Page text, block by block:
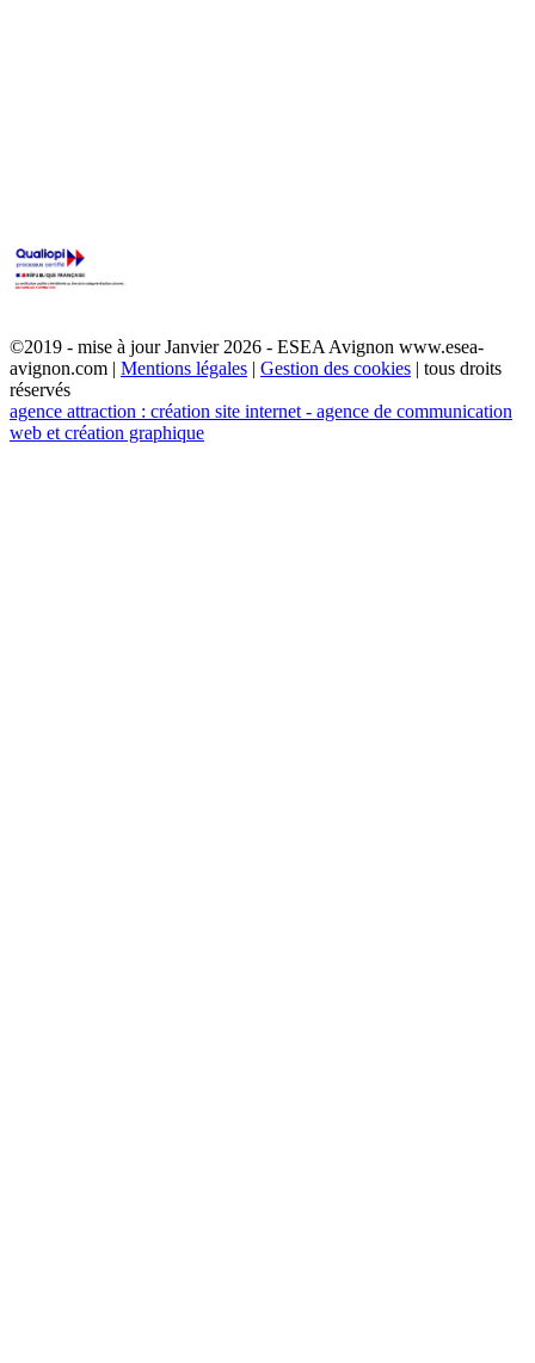
©2019 - mise à jour Janvier 2026 - ESEA Avignon www.esea-
avignon.com | Mentions légales | Gestion des cookies | tous droits
réservés
agence attraction : création site internet - agence de communication
web et création graphique